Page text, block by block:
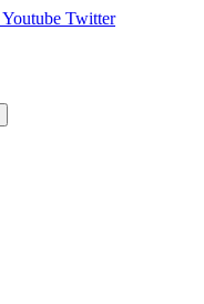
Youtube Twitter